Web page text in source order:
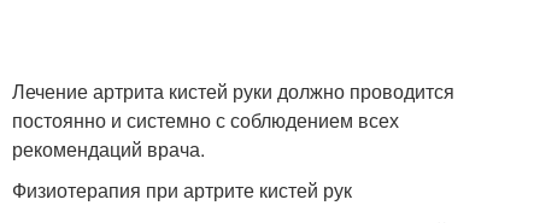
Лечение артрита кистей руки должно проводится
постоянно и системно с соблюдением всех
рекомендаций врача.
Физиотерапия при артрите кистей рук